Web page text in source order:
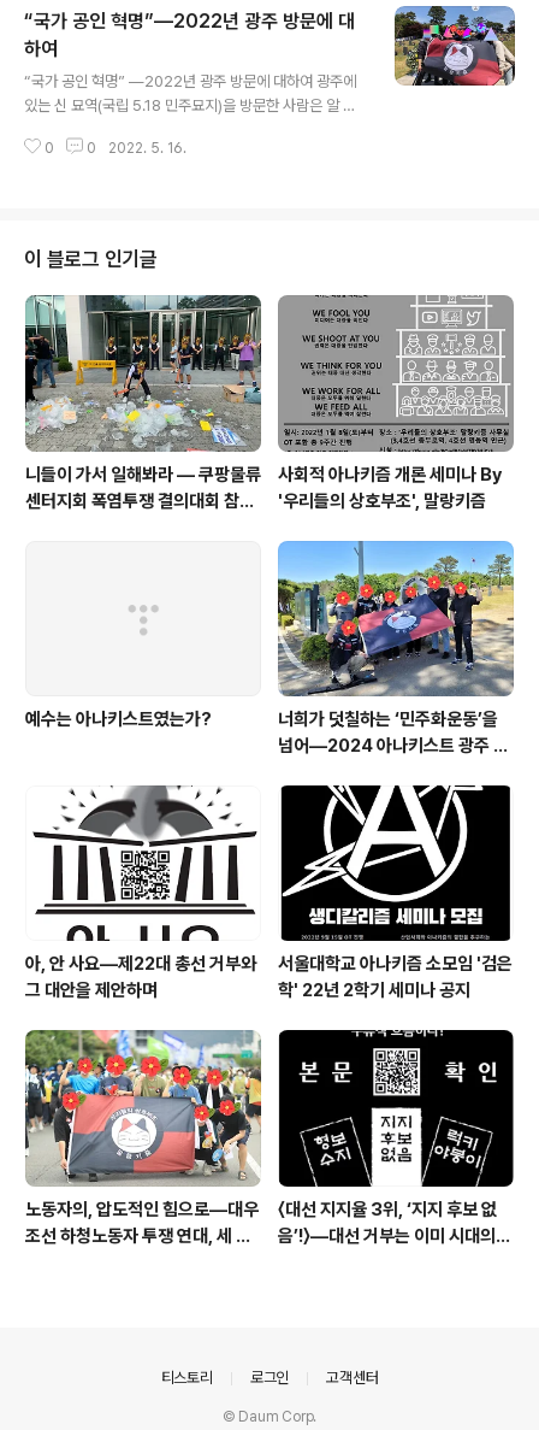
할 것 없이 그 이전의 사건들입니다. 물론 세계 각지의 모든
상황이 뒤엉켜 거대한 흐름을 만들어냈습니다만, 그럼에도
그 흐름을 주도하던 이른바 제국주의 세력들의 영향력을
우리는 간과할 수 없습니다. 이 제국주의는 또 산업혁명이
라는 생산력 증가를 바탕으로 한 자본주의와 뗄 수 없는 관
계를 맺고 있고, 이 자본주의가 결국 노동으로부터의 소외
“국가 공인 혁명”―2022년 광주 방문에 대
하여
“국가 공인 혁명” ―2022년 광주 방문에 대하여 광주에
있는 신 묘역(국립 5.18 민주묘지)을 방문한 사람은 알 것
차장에 진입하기만 하면, 저 멀리서부터 “임을 위한 행진
석제 관문이 있고, 그 뒤에는 하늘을 향해 솟구친 두 개의
심지어 더 높은 기둥이 비늘로 뒤덮인 거대한 석제 알을 지
탱하고 있다. 가까이 갈 수록 알을 품은 기둥은 커지고 석제
관문은 상대적으로 작아지게 하는 착시는 방문자의 마음을
뒤흔들어 놓는다. '우리들의 상호부조', 말랑키즘은 서울대
학교 아나키..
0 0 2022. 5. 16.
이 블로그 인기글
니들이 가서 일해봐라 — 쿠팡물류
센터지회 폭염투쟁 결의대회 참가
사회적 아나키즘 개론 세미나 By
'우리들의 상호부조', 말랑키즘
예수는 아나키스트였는가?
너희가 덧칠하는 ‘민주화운동’을
넘어―2024 아나키스트 광주 기
아, 안 사요―제22대 총선 거부와
그 대안을 제안하며
서울대학교 아나키즘 소모임 '검은
학' 22년 2학기 세미나 공지
노동자의, 압도적인 힘으로―대우
조선 하청노동자 투쟁 연대, 세 번
〈대선 지지율 3위, ‘지지 후보 없
음’!〉―대선 거부는 이미 시대의
티스토리 로그인 고객센터
© Daum Corp.